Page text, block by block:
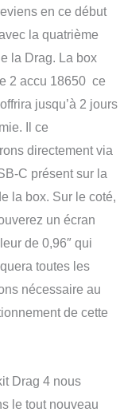
en ce début
la quatrième
la Drag. La box
2 accu 18650 ce
jusqu’à 2 jours
Il ce
directement via
C présent sur la
la box. Sur le coté,
un écran
de 0,96″ qui
toutes les
nécessaire au
de cette
Drag 4 nous
le tout nouveau